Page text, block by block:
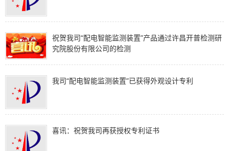
祝贺我司“配电智能监测装置”产品通过许昌开普检测研
究院股份有限公司的检测
我司“配电智能监测装置”已获得外观设计专利
喜讯：祝贺我司再获授权专利证书